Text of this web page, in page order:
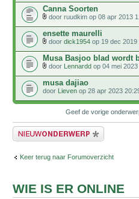
Canna Soorten
door ruudkim op 08 apr 2013
ensette maurelli
door dick1954 op 19 dec 2019
Musa Basjoo blad wordt
door Lennardd op 04 mei
musa dajiao
door Lieven op 28 apr 2023
Geef de vorige
Plaats een nieuw bericht
Keer terug naar Forumoverzicht
WIE IS ER ONLINE